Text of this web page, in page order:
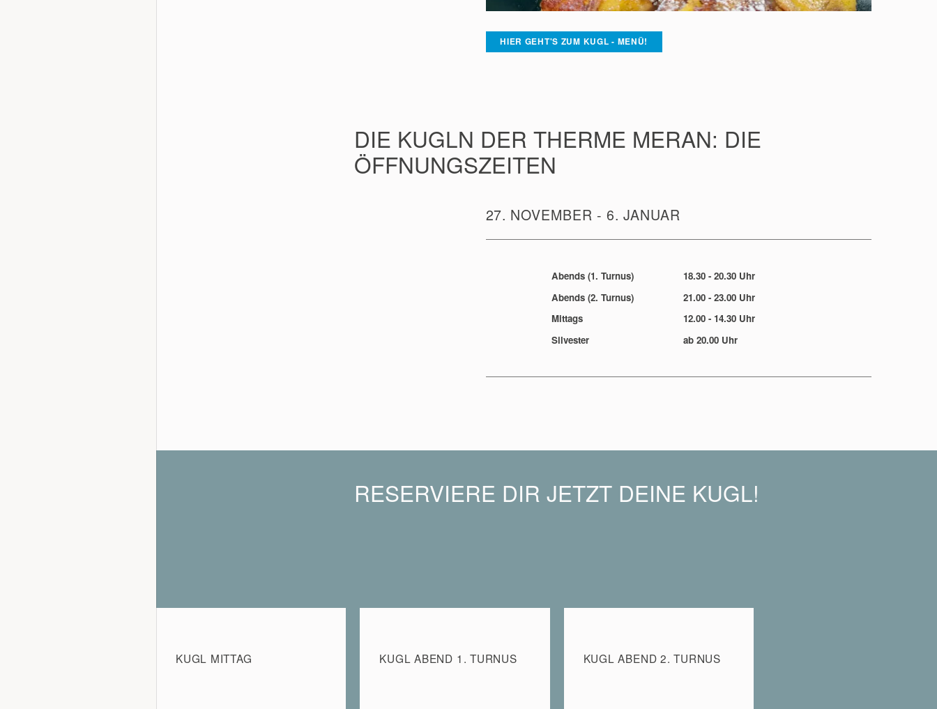
HIER GEHT'S ZUM KUGL - MENÜ!
DIE KUGLN DER THERME MERAN: DIE
ÖFFNUNGSZEITEN
27. NOVEMBER - 6. JANUAR
Abends (1. Turnus)
18.30 - 20.30 Uhr
Abends (2. Turnus)
21.00 - 23.00 Uhr
Mittags
12.00 - 14.30 Uhr
Silvester
ab 20.00 Uhr
RESERVIERE DIR JETZT DEINE KUGL!
KUGL MITTAG KUGL ABEND 1. TURNUS KUGL ABEND 2. TURNUS